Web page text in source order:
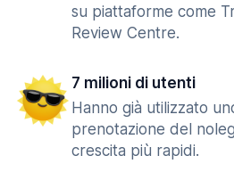
su piattaforme come
Review Centre.
7 milioni di utenti
Hanno già utilizzato
prenotazione del
crescita più rapidi.